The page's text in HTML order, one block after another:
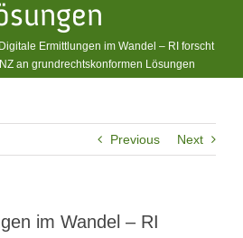
Digitale Ermittlungen im Wandel – RI forscht
an grundrechtskonformen Lösungen
Previous Next
im Wandel – RI